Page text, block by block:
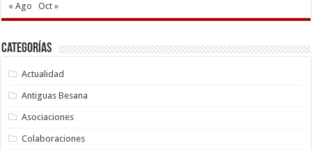
« Ago
Oct »
Categorías
Actualidad
Antiguas Besana
Asociaciones
Colaboraciones